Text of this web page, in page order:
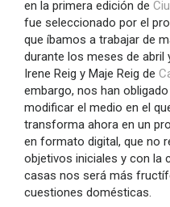
en la primera edición de
fue seleccionado por el
que íbamos a trabajar de
durante los meses de abril
Irene Reig y Maje Reig de
embargo, nos han
modificar el medio en el
transforma ahora en un
en formato digital, que no
objetivos iniciales y con la
casas nos será más
cuestiones domésticas.